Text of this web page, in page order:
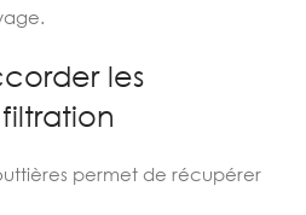
les
permet de récupérer